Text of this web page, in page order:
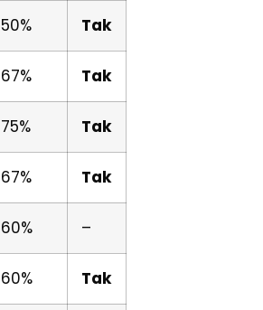
50% Tak
67% Tak
75% Tak
67% Tak
60% –
60% Tak